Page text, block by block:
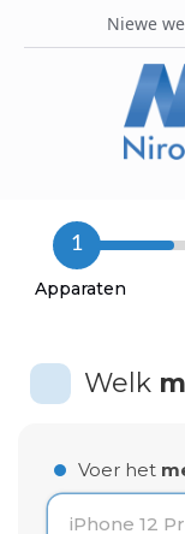
Niewe
1
Apparaten
Welk
Voer het